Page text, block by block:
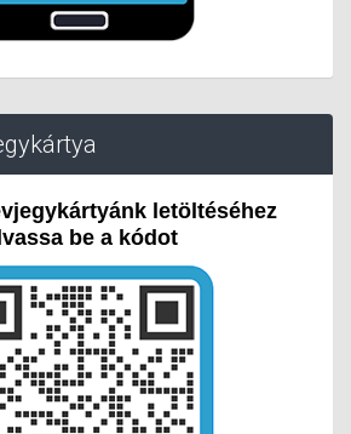
letöltéséhez
be a kódot